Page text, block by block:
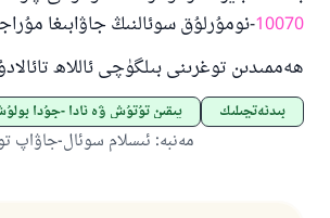
10070-نومۇرلۇق سوئالنىڭ جاۋابىغا
ھەممىدىن توغرىنى بىلگۈچى ئاللاھ
بىدئەتچىلىك يىقىن تۇتۇش ۋە ئادا -جۇدا
مەنبە: ئىسلام سوئال-جاۋاپ